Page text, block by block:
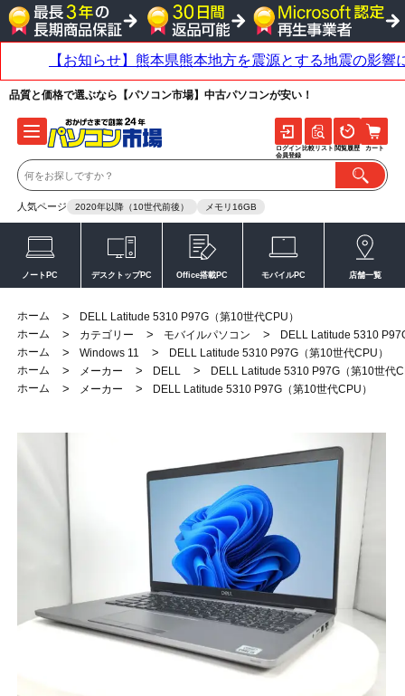
品質と価格で選ぶなら【パソコン市場】中古パソコンが安い！
人気ページ 2020年以降（10世代前後） メモリ16GB
ログイン
会員登録
比較リスト 閲覧履歴 カート
ノートPC デスクトップPC Office搭載PC モバイルPC 店舗一覧
ホーム >
DELL Latitude 5310 P97G（第10世代CPU）
ホーム
> カテゴリー > モバイルパソコン >
DELL Latitude 5310
ホーム
> Windows 11 >
DELL Latitude 5310 P97G（第10世代CPU）
ホーム
> メーカー > DELL >
DELL Latitude 5310 P97G（第10世代
ホーム
> メーカー > DELL Latitude 5310 P97G（第10世代CPU）